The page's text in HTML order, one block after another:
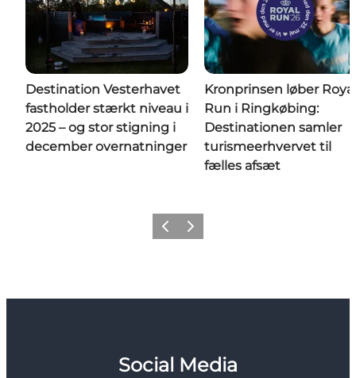
Destination Vesterhavet
fastholder stærkt niveau i
2025 – og stor stigning i
december overnatninger
Kronprinsen løber Royal
Run i Ringkøbing:
Destinationen samler
turismeerhvervet til
fælles afsæt
ForrigeNæste
Social Media